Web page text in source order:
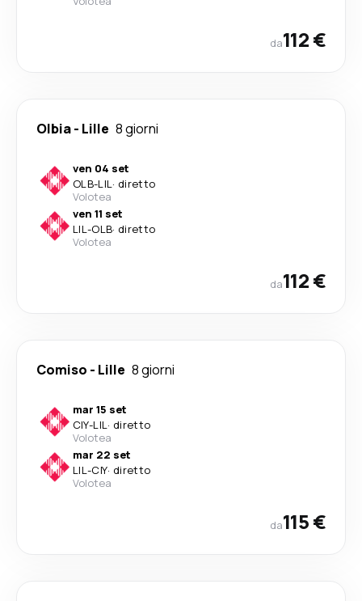
da112 €
Olbia- Lille 8 giorni
ven 04 set
OLB-LIL· diretto
Volotea
ven 11 set
LIL-OLB· diretto
Volotea
da112 €
Comiso - Lille 8 giorni
mar 15 set
CIY-LIL· diretto
Volotea
mar 22 set
LIL-CIY· diretto
Volotea
da115 €